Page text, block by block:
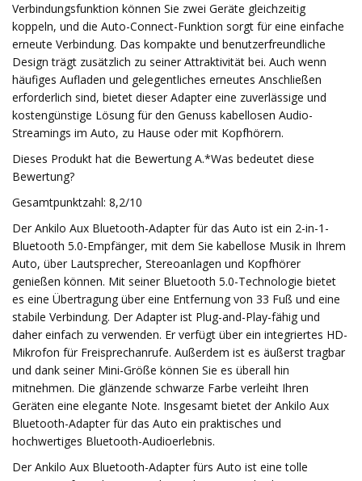
Verbindungsfunktion können Sie zwei Geräte gleichzeitig
koppeln, und die Auto-Connect-Funktion sorgt für eine einfache
erneute Verbindung. Das kompakte und benutzerfreundliche
Design trägt zusätzlich zu seiner Attraktivität bei. Auch wenn
häufiges Aufladen und gelegentliches erneutes Anschließen
erforderlich sind, bietet dieser Adapter eine zuverlässige und
kostengünstige Lösung für den Genuss kabellosen Audio-
Streamings im Auto, zu Hause oder mit Kopfhörern.
Dieses Produkt hat die Bewertung A.*Was bedeutet diese
Bewertung?
Gesamtpunktzahl: 8,2/10
Der Ankilo Aux Bluetooth-Adapter für das Auto ist ein 2-in-1-
Bluetooth 5.0-Empfänger, mit dem Sie kabellose Musik in Ihrem
Auto, über Lautsprecher, Stereoanlagen und Kopfhörer
genießen können. Mit seiner Bluetooth 5.0-Technologie bietet
es eine Übertragung über eine Entfernung von 33 Fuß und eine
stabile Verbindung. Der Adapter ist Plug-and-Play-fähig und
daher einfach zu verwenden. Er verfügt über ein integriertes HD-
Mikrofon für Freisprechanrufe. Außerdem ist es äußerst tragbar
und dank seiner Mini-Größe können Sie es überall hin
mitnehmen. Die glänzende schwarze Farbe verleiht Ihren
Geräten eine elegante Note. Insgesamt bietet der Ankilo Aux
Bluetooth-Adapter für das Auto ein praktisches und
hochwertiges Bluetooth-Audioerlebnis.
Der Ankilo Aux Bluetooth-Adapter fürs Auto ist eine tolle